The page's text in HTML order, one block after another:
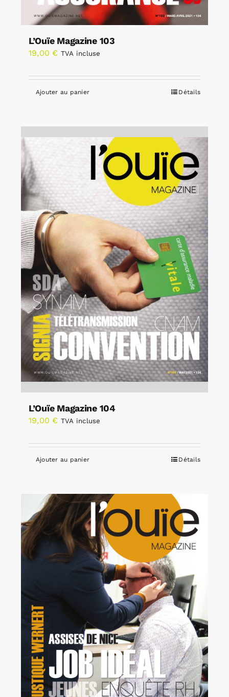
L’Ouïe Magazine 103
19,00 € TVA incluse
Ajouter au panier Détails
L’Ouïe Magazine 104
19,00 € TVA incluse
Ajouter au panier Détails